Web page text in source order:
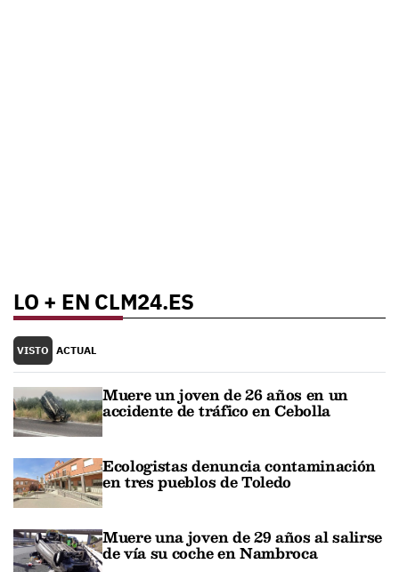
LO + EN CLM24.ES
VISTO ACTUAL
Muere un joven de 26 años en un
accidente de tráfico en Cebolla
Ecologistas denuncia contaminación
en tres pueblos de Toledo
Muere una joven de 29 años al salirse
de vía su coche en Nambroca